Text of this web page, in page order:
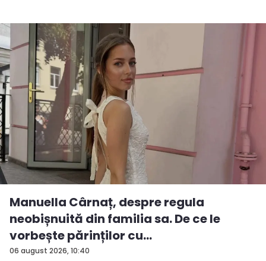
06 august 2026, 10:40
Manuella Cârnaț, despre regula
neobișnuită din familia sa. De ce le
vorbește părinților cu
„dumneavoastră...